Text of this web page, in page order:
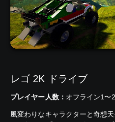
レゴ 2K ドライブ
プレイヤー人数： オフライン1〜
風変わりなキャラクターと奇想